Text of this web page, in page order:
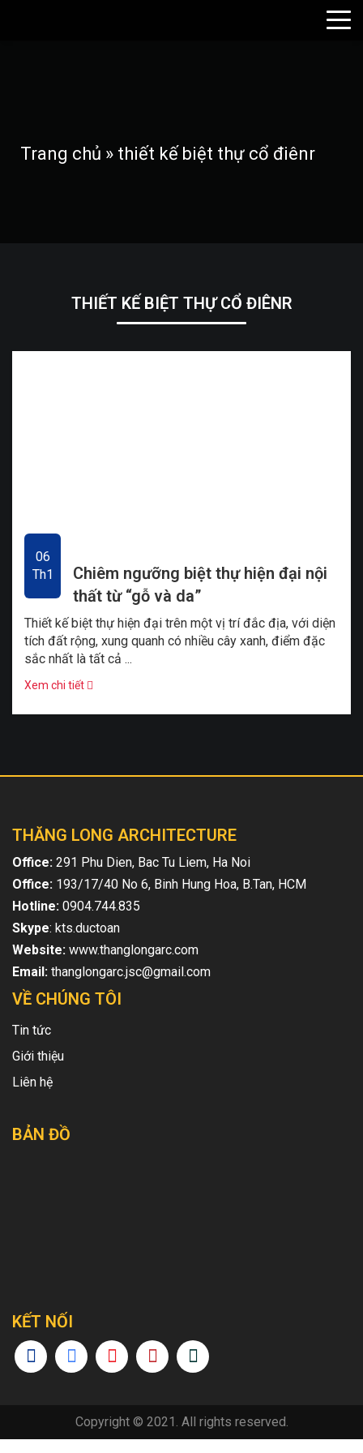
Trang chủ » thiết kế biệt thự cổ điênr
THIẾT KẾ BIỆT THỰ CỔ ĐIÊNR
Chiêm ngưỡng biệt thự hiện đại nội
thất từ “gỗ và da”
Thiết kế biệt thự hiện đại trên một vị trí đắc địa, với diện
tích đất rộng, xung quanh có nhiều cây xanh, điểm đặc
sắc nhất là tất cả ...
06
Th1
Xem chi tiết
THĂNG LONG ARCHITECTURE
Office: 291 Phu Dien, Bac Tu Liem, Ha Noi
Office: 193/17/40 No 6, Binh Hung Hoa, B.Tan, HCM
Hotline: 0904.744.835
Skype: kts.ductoan
Website: www.thanglongarc.com
Email: thanglongarc.jsc@gmail.com
VỀ CHÚNG TÔI
Tin tức
Giới thiệu
Liên hệ
BẢN ĐỒ
KẾT NỐI
Copyright © 2021. All rights reserved.